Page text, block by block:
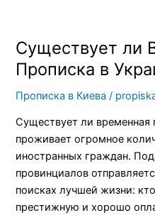
Существует ли
Прописка в
Прописка в Киева /
Существует ли временная
проживает огромное
иностранных граждан.
провинциалов
поисках лучшей жизни:
престижную и хорошо
Существует
ли
Временная
Прописка
Украине!